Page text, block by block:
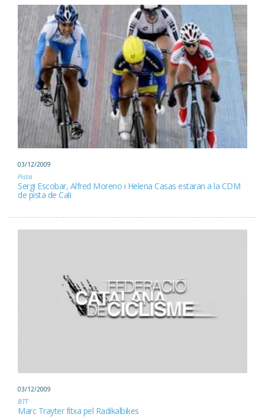
03/12/2009
Pista
Sergi Escobar, Alfred Moreno i Helena Casas estaran a la CDM
de pista de Cali
03/12/2009
BTT
Marc Trayter fitxa pel Radikalbikes